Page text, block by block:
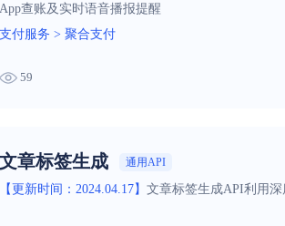
App查账及实时语音播报提醒
支付服务 > 聚合支付
59
文章标签生成 通用API
【更新时间：2024.04.17】 文章标签生成API利用